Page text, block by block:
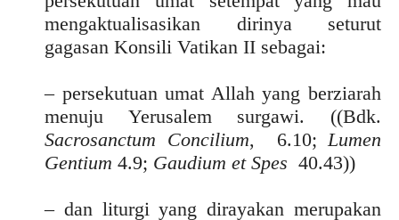
mengaktualisasikan dirinya seturut
gagasan Konsili Vatikan II sebagai:
– persekutuan umat Allah yang berziarah
menuju Yerusalem surgawi. ((Bdk.
Sacrosanctum Concilium, 6.10; Lumen
Gentium 4.9; Gaudium et Spes 40.43))
– dan liturgi yang dirayakan merupakan